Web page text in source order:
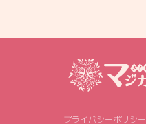
プライバシーポリシー